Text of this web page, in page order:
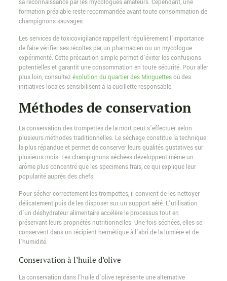
sa reconnaissance par les mycologues amateurs. Cependant, une
formation préalable reste recommandée avant toute consommation de
champignons sauvages.
Les services de toxicovigilance rappellent régulièrement l’importance
de faire vérifier ses récoltes par un pharmacien ou un mycologue
expérimenté. Cette précaution simple permet d’éviter les confusions
potentielles et garantit une consommation en toute sécurité. Pour aller
plus loin, consultezévolution du quartier des Minguettesoù des
initiatives locales sensibilisent à la cueillette responsable.
Méthodes de conservation
La conservation des trompettes de la mort peut s’effectuer selon
plusieurs méthodes traditionnelles. Le séchage constitue la technique
la plus répandue et permet de conserver leurs qualités gustatives sur
plusieurs mois. Les champignons séchées développent même un
arôme plus concentré que les specimens frais, ce qui explique leur
popularité auprès des chefs.
Pour sécher correctement les trompettes, il convient de les nettoyer
délicatement puis de les disposer sur un support aéré. L’utilisation
d’un déshydrateur alimentaire accélère le processus tout en
préservant leurs propriétés nutritionnelles. Une fois séchées, elles se
conservent dans un récipient hermétique à l’abri de la lumière et de
l’humidité.
Conservation à l’huile d’olive
La conservation dans l’huile d’olive représente une alternative